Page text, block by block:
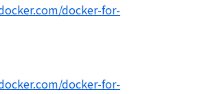
docker-for-
docker-for-